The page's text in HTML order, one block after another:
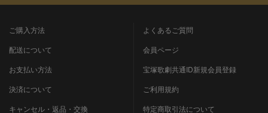
ご購入方法
配送について
お支払い方法
決済について
キャンセル・返品・交換
よくあるご質問
会員ページ
宝塚歌劇共通ID新規会員登録
ご利用規約
特定商取引法について